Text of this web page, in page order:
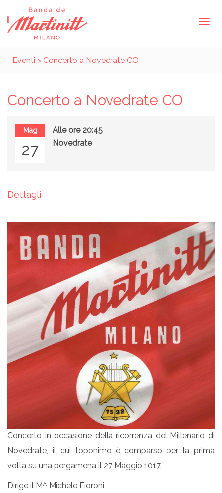
Eventi > Concerto a Novedrate CO
Concerto a Novedrate CO
Mag
27
Alle ore 20:45
Novedrate
Dettagli
Concerto in occasione della ricorrenza del Millenario di
Novedrate, il cui toponimo è comparso per la prima
volta su una pergamena il 27 Maggio 1017.
Dirige il M^ Michele Fioroni